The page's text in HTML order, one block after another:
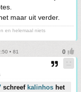
maar uit verder.
en helemaal niets
• 81
schreef kalinhos het